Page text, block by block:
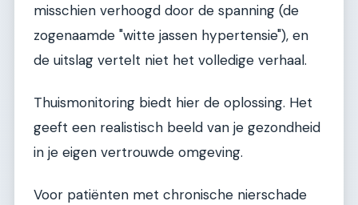
misschien verhoogd door de spanning (de
zogenaamde "witte jassen hypertensie"), en
de uitslag vertelt niet het volledige verhaal.
Thuismonitoring biedt hier de oplossing. Het
geeft een realistisch beeld van je gezondheid
in je eigen vertrouwde omgeving.
Voor patiënten met chronische nierschade